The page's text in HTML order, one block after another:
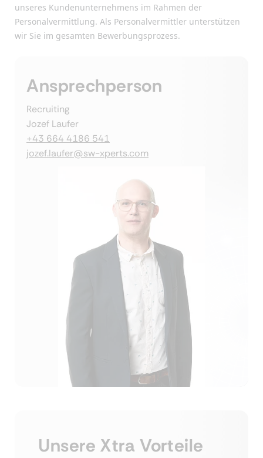
unseres Kundenunternehmens im Rahmen der
Personalvermittlung. Als Personalvermittler unterstützen
wir Sie im gesamten Bewerbungsprozess.
Ansprechperson
Recruiting
Jozef Laufer
+43 664 4186 541
jozef.laufer@sw-xperts.com
Unsere Xtra Vorteile